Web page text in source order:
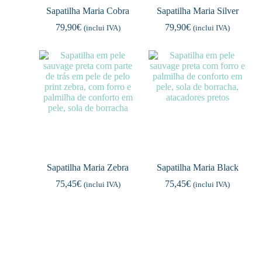
Sapatilha Maria Cobra
79,90€ (inclui IVA)
Sapatilha Maria Silver
79,90€ (inclui IVA)
Sapatilha Maria Zebra
75,45€ (inclui IVA)
Sapatilha Maria Black
75,45€ (inclui IVA)